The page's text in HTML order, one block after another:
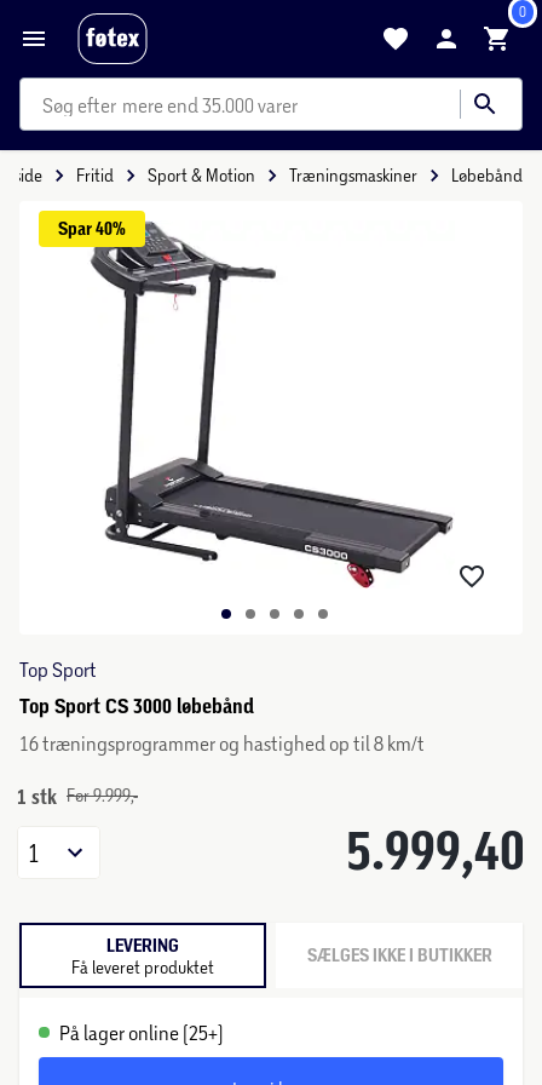
0
mere end 35.000 varer
Fritid Sport & Motion Træningsmaskiner Løbebånd
Spar 40%
Top Sport
Top Sport CS 3000 løbebånd
16 træningsprogrammer og hastighed op til 8 km/t
1 stk Før 9.999,-
5.999,40
1
LEVERING
Få leveret produktet SÆLGES IKKE I BUTIKKER
På lager online (25+)